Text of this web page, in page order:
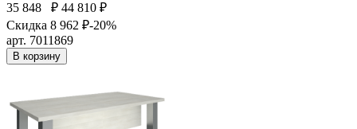
35 848
₽ 44 810 ₽
Скидка 8 962 ₽-20%
арт. 7011869
В корзину